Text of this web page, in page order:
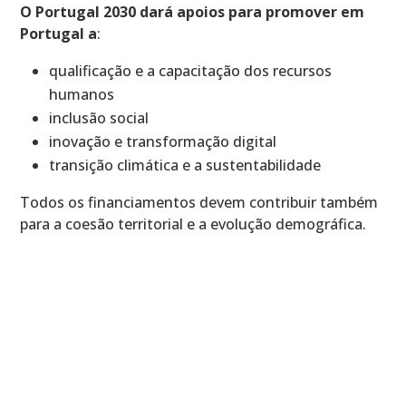
O Portugal 2030 dará apoios para promover em
Portugal a:
qualificação e a capacitação dos recursos
humanos
inclusão social
inovação e transformação digital
transição climática e a sustentabilidade
Todos os financiamentos devem contribuir também
para a coesão territorial e a evolução demográfica.